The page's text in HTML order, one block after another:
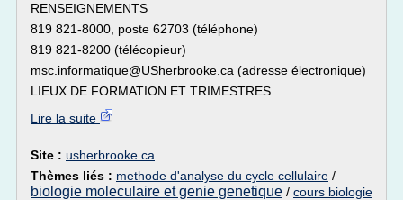
RENSEIGNEMENTS
819 821-8000, poste 62703 (téléphone)
819 821-8200 (télécopieur)
msc.informatique@USherbrooke.ca (adresse électronique)
LIEUX DE FORMATION ET TRIMESTRES...
Lire la suite
Site : usherbrooke.ca
Thèmes liés : methode d'analyse du cycle cellulaire /
biologie moleculaire et genie genetique / cours biologie